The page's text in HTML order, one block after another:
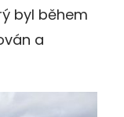
byl během
a